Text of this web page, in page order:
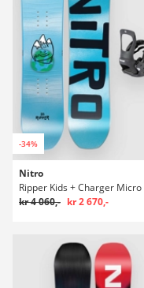
-34%
Nitro
kr 4 060,- kr 2 670,-